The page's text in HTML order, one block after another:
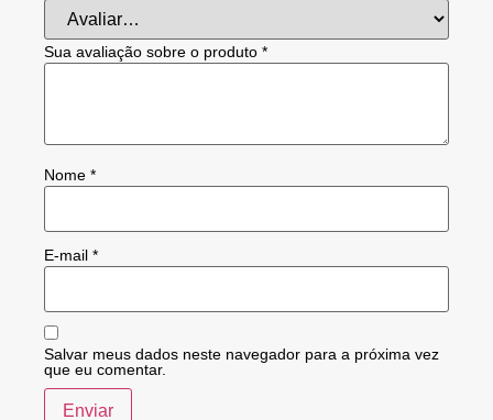
Sua avaliação sobre o produto *
Nome *
E-mail *
Salvar meus dados neste navegador para a próxima vez
que eu comentar.